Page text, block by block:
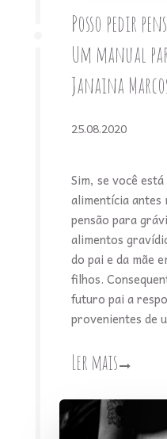
Posso pedir
Um manual
Janaina
25.08.2020
Sim, se você
alimentícia antes
pensão para
alimentos
do pai e da mãe
filhos.
futuro pai a
provenientes de
Ler mais